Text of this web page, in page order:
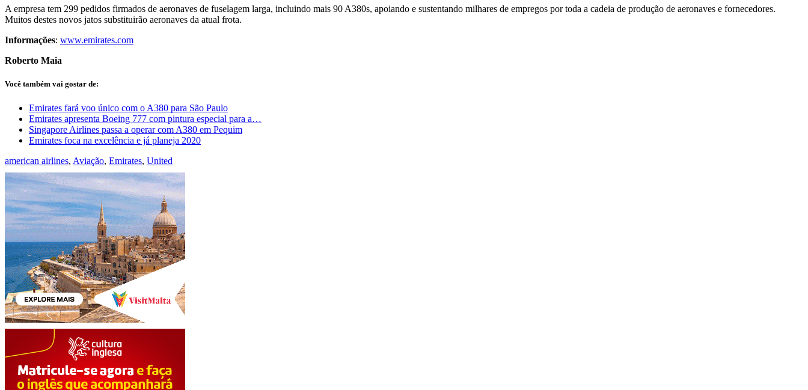
A empresa tem 299 pedidos firmados de aeronaves de fuselagem larga, incluindo mais 90 A380s, apoiando e sustentando milhares de empregos por toda a cadeia de produção de aeronaves e fornecedores.
Muitos destes novos jatos substituirão aeronaves da atual frota.
Informações: www.emirates.com
Roberto Maia
Você também vai gostar de:
Emirates fará voo único com o A380 para São Paulo
Emirates apresenta Boeing 777 com pintura especial para a…
Singapore Airlines passa a operar com A380 em Pequim
Emirates foca na excelência e já planeja 2020
american airlines, Aviação, Emirates, United